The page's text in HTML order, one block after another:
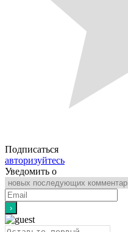
Подписаться
авторизуйтесь
Уведомить о